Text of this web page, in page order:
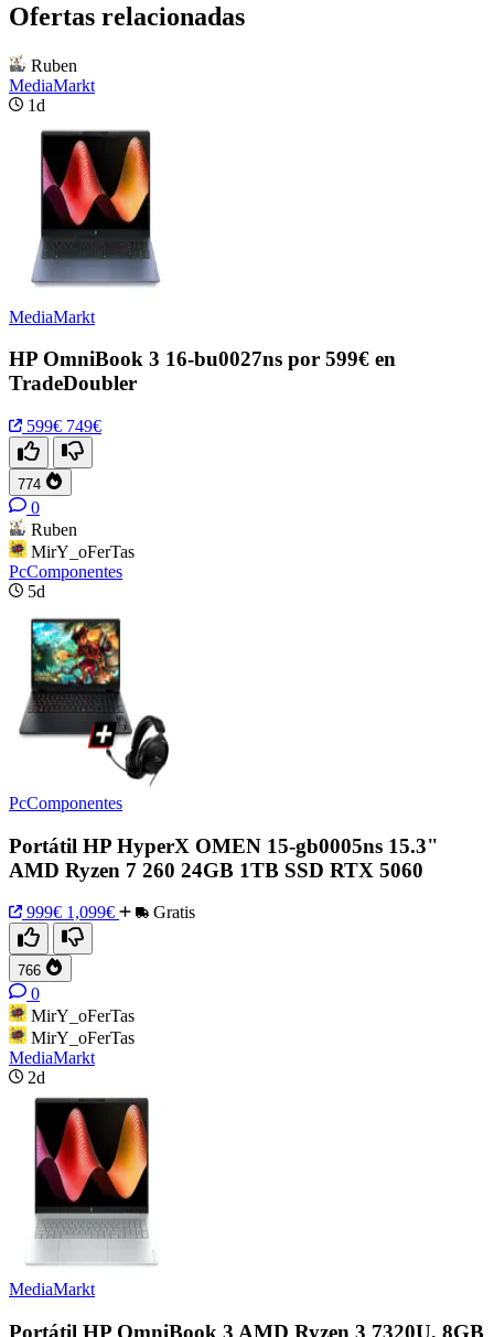
Ofertas relacionadas
Ruben
MediaMarkt
1d
MediaMarkt
HP OmniBook 3 16-bu0027ns por 599€ en
TradeDoubler
599€ 749€
774
0
Ruben
MirY_oFerTas
PcComponentes
5d
PcComponentes
Portátil HP HyperX OMEN 15-gb0005ns 15.3"
AMD Ryzen 7 260 24GB 1TB SSD RTX 5060
999€ 1,099€ Gratis
766
0
MirY_oFerTas
MirY_oFerTas
MediaMarkt
2d
MediaMarkt
Portátil HP OmniBook 3 AMD Ryzen 3 7320U, 8GB